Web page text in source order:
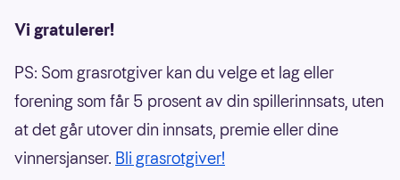
Vi gratulerer!
PS: Som grasrotgiver kan du velge et lag eller
forening som får 5 prosent av din spillerinnsats, uten
at det går utover din innsats, premie eller dine
vinnersjanser. Bli grasrotgiver!